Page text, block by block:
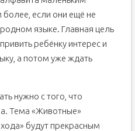
если они ещё не
языке. Главная цель
ребёнку интерес и
а потом уже ждать
нужно с того, что
Тема «Животные»
будут прекрасным